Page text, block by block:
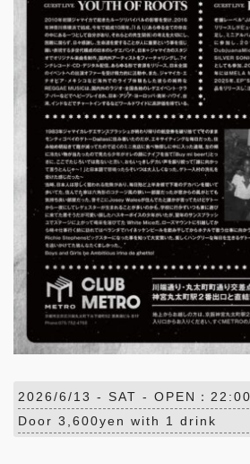
2026/6/13 - SAT - OPEN：22:00
Door 3,600yen with 1 drink